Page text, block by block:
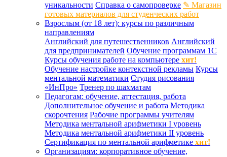
уникальности Справка о самопроверке ✎ Магазин
готовых материалов для студенческих работ
Взрослым (от 18 лет): курсы по различным
направлениям
Английский для путешественников Английский
для предпринимателей Обучение программам 1С
Курсы обучения работе на компьютере хит!
Обучение настройке контекстной рекламы Курсы
ментальной математики Студия рисования
«ИнПро» Тренер по шахматам
Педагогам: обучение, аттестация, работа
Дополнительное обучение и работа Методика
скорочтения Рабочие программы учителям
Методика ментальной арифметики I уровень
Методика ментальной арифметики II уровень
Сертификация по ментальной арифметике хит!
Организациям: корпоративное обучение,